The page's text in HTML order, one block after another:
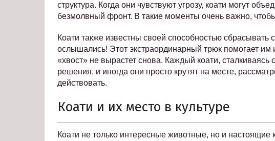
структура. Когда они чувствуют угрозу, коати могут
безмолвный фронт. В такие моменты очень важно,
Коати также известны своей способностью сбрасывать
ослышались! Этот экстраординарный трюк помогает им
«хвост» не вырастет снова. Каждый коати,
решения, и иногда они просто крутят на месте,
действовать.
Коати и их место в культуре
Коати не только интересные животные, но и настоящие